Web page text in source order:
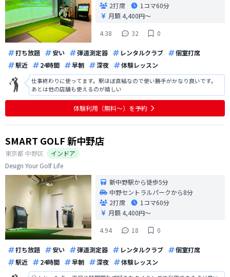
2打席
1コマ60分
月額 4,400円〜
4.38
32 0
打ち放題 安い 弾道測定器 レンタルクラブ
個室打席
駅近
24時間 早朝 深夜 体験レッスン
仕事終わりに使ってます。駅ほぼ直結なので使い勝手がかなり良いです。
あとは他の店舗も使えるのが嬉しい
体験利用（無料〜）を予約
SMART GOLF 新中野店
東京都 中野区
インドア
Design Your Golf Life
新中野駅から徒歩5分
中野セントラルパークから8分
2打席
1コマ60分
月額 4,400円〜
4.94
18 0
打ち放題 安い 弾道測定器 レンタルクラブ
個室打席
駅近
24時間 早朝 深夜 体験レッスン